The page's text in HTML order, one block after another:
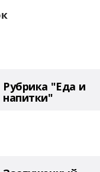
Рубрика "Еда и
напитки"